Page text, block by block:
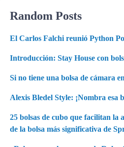
Random Posts
El Carlos Falchi reunió Python
Introducción: Stay House con
Si no tiene una bolsa de cámara
Alexis Bledel Style: ¡Nombra esa
25 bolsas de cubo que facilitan la
de la bolsa más significativa de